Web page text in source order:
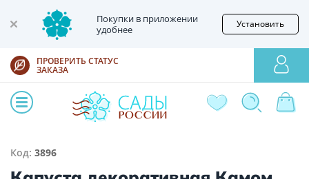
Покупки в приложении
удобнее
Установить
ПРОВЕРИТЬ СТАТУС
ЗАКАЗА
Код: 3896